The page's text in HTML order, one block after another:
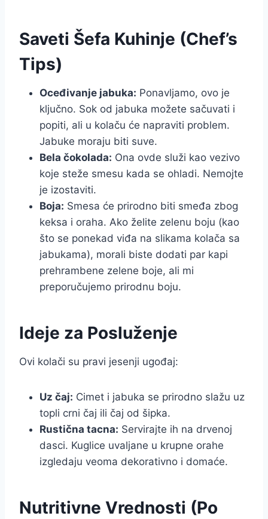
Saveti Šefa Kuhinje (Chef’s
Tips)
Oceđivanje jabuka: Ponavljamo, ovo je
ključno. Sok od jabuka možete sačuvati i
popiti, ali u kolaču će napraviti problem.
Jabuke moraju biti suve.
Bela čokolada: Ona ovde služi kao vezivo
koje steže smesu kada se ohladi. Nemojte
je izostaviti.
Boja: Smesa će prirodno biti smeđa zbog
keksa i oraha. Ako želite zelenu boju (kao
što se ponekad viđa na slikama kolača sa
jabukama), morali biste dodati par kapi
prehrambene zelene boje, ali mi
preporučujemo prirodnu boju.
Ideje za Posluženje
Ovi kolači su pravi jesenji ugođaj:
Uz čaj: Cimet i jabuka se prirodno slažu uz
topli crni čaj ili čaj od šipka.
Rustična tacna: Servirajte ih na drvenoj
dasci. Kuglice uvaljane u krupne orahe
izgledaju veoma dekorativno i domaće.
Nutritivne Vrednosti (Po